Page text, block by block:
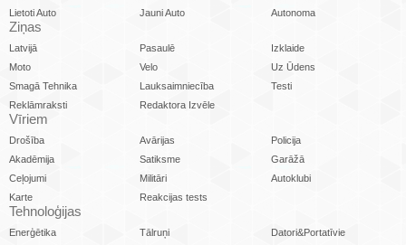
Lietoti Auto Jauni Auto Autonoma
Ziņas
Latvijā Pasaulē
Izklaide
Moto
Velo
Uz Ūdens
Smagā Tehnika
Lauksaimniecība
Testi
Reklāmraksti
Redaktora Izvēle
Vīriem
Drošība Avārijas
Policija
Akadēmija
Satiksme
Garāžā
Ceļojumi
Militāri
Autoklubi
Karte
Reakcijas tests
Tehnoloģijas
Enerģētika Tālruņi
Datori&Portatīvie